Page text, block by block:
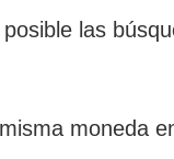
las
moneda